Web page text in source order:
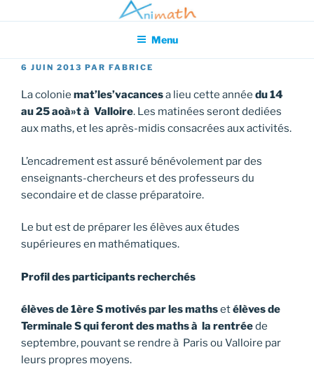
au
principal
Association pour l'Animation en Mathématiques
Menu
PUBLIÉ
6 JUIN 2013 PAR FABRICE
La colonie mat’les’vacancesa lieu cette année du 14
au 25 aoà»t à Valloire. Les matinées seront dediées
aux maths, et les après-midis consacrées aux activités.
L’encadrement est assuré bénévolement par des
enseignants-chercheurs et des professeurs du
secondaire et de classe préparatoire.
Le but est de préparer les élèves aux études
supérieures en mathématiques.
Profil des participants recherchés
élèves de 1ère S motivés par les mathsetélèves de
Terminale S qui feront des maths à la rentréede
septembre, pouvant se rendre à Paris ou Valloire par
leurs propres moyens.